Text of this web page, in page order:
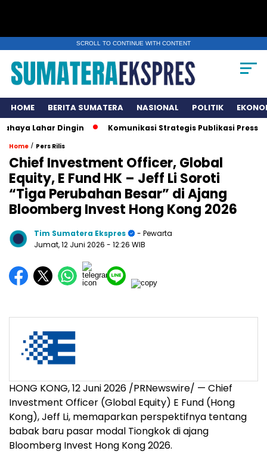
SCROLL TO CONTINUE WITH CONTENT
HOME BERITA SUMATERA NASIONAL POLITIK
Lahar Dingin Komunikasi Strategis Publikasi Press
Home / Pers Rilis
Chief Investment Officer, Global
Equity, E Fund HK – Jeff Li Soroti
“Tiga Perubahan Besar” di Ajang
Bloomberg Invest Hong Kong 2026
Tim Sumatera Ekspres
- Pewarta
Jumat, 12 Juni 2026 - 12:26 WIB
HONG KONG, 12 Juni 2026 /PRNewswire/ — Chief
Investment Officer (Global Equity) E Fund (Hong
Kong), Jeff Li, memaparkan perspektifnya tentang
babak baru pasar modal Tiongkok di ajang
Bloomberg Invest Hong Kong 2026.